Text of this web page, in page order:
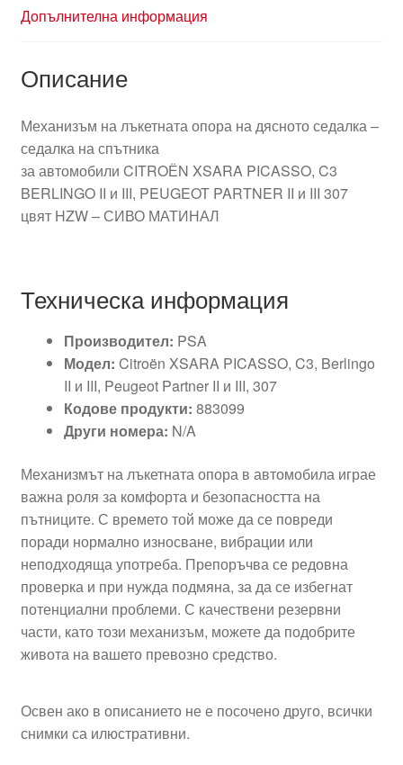
Допълнителна информация
Описание
Механизъм на лъкетната опора на дясното седалка –
седалка на спътника
за автомобили CITROЁN XSARA PICASSO, C3
BERLINGO II и III, PEUGEOT PARTNER II и III 307
цвят HZW – СИВО МАТИНАЛ
Техническа информация
Производител: PSA
Модел: Citroën XSARA PICASSO, C3, Berlingo
II и III, Peugeot Partner II и III, 307
Кодове продукти: 883099
Други номера: N/A
Механизмът на лъкетната опора в автомобила играе
важна роля за комфорта и безопасността на
пътниците. С времето той може да се повреди
поради нормално износване, вибрации или
неподходяща употреба. Препоръчва се редовна
проверка и при нужда подмяна, за да се избегнат
потенциални проблеми. С качествени резервни
части, като този механизъм, можете да подобрите
живота на вашето превозно средство.
Освен ако в описанието не е посочено друго, всички
снимки са илюстративни.